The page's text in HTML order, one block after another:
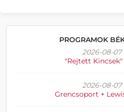
PROGRAMOK
2026-08-07
"Rejtett
2026-08-07
Grencsoport +